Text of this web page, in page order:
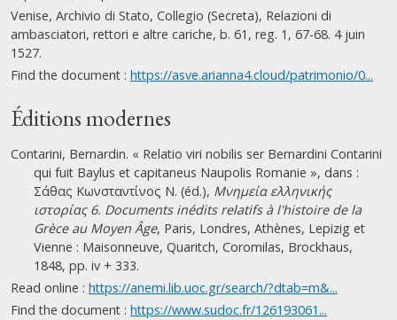
Venise, Archivio di Stato, Collegio (Secreta), Relazioni di
ambasciatori, rettori e altre cariche, b. 61, reg. 1, 67-68. 4 juin
1527.
Find the document : https://asve.arianna4.cloud/patrimonio/0...
Éditions modernes
Contarini, Bernardin. « Relatio viri nobilis ser Bernardini Contarini
qui fuit Baylus et capitaneus Naupolis Romanie », dans :
Σάθας Κωνσταντίνος Ν. (éd.), Μνημεία ελληνικής
ιστορίας 6. Documents inédits relatifs à l'histoire de la
Grèce au Moyen Âge, Paris, Londres, Athènes, Lepizig et
Vienne : Maisonneuve, Quaritch, Coromilas, Brockhaus,
1848, pp. iv + 333.
Read online : https://anemi.lib.uoc.gr/search/?dtab=m&...
Find the document : https://www.sudoc.fr/126193061...